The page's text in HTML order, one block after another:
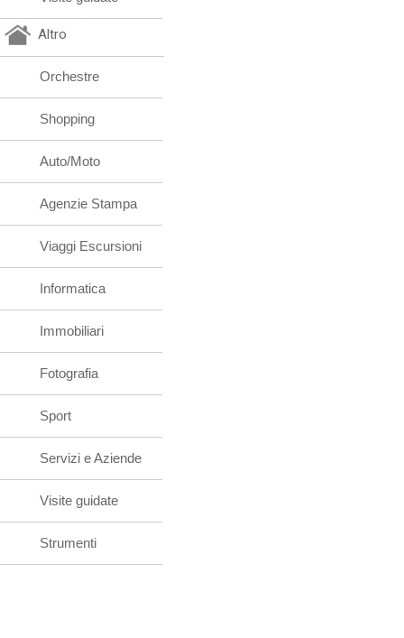
Altro
Orchestre
Shopping
Auto/Moto
Agenzie Stampa
Viaggi Escursioni
Informatica
Immobiliari
Fotografia
Sport
Servizi e Aziende
Visite guidate
Strumenti